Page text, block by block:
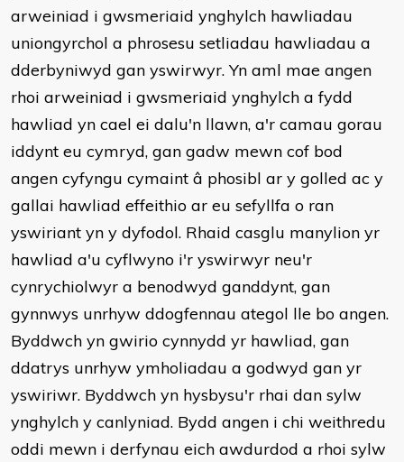
arweiniad i gwsmeriaid ynghylch hawliadau
uniongyrchol a phrosesu setliadau hawliadau a
dderbyniwyd gan yswirwyr. Yn aml mae angen
rhoi arweiniad i gwsmeriaid ynghylch a fydd
hawliad yn cael ei dalu'n llawn, a'r camau gorau
iddynt eu cymryd, gan gadw mewn cof bod
angen cyfyngu cymaint â phosibl ar y golled ac y
gallai hawliad effeithio ar eu sefyllfa o ran
yswiriant yn y dyfodol. Rhaid casglu manylion yr
hawliad a'u cyflwyno i'r yswirwyr neu'r
cynrychiolwyr a benodwyd ganddynt, gan
gynnwys unrhyw ddogfennau ategol lle bo angen.
Byddwch yn gwirio cynnydd yr hawliad, gan
ddatrys unrhyw ymholiadau a godwyd gan yr
yswiriwr. Byddwch yn hysbysu'r rhai dan sylw
ynghylch y canlyniad. Bydd angen i chi weithredu
oddi mewn i derfynau eich awdurdod a rhoi sylw